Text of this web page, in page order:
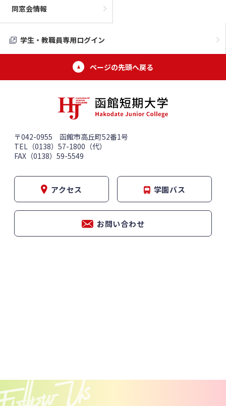
同窓会情報
学生・教職員専用ログイン
ページの先頭へ戻る
〒042-0955 函館市高丘町52番1号
TEL（0138）57-1800（代）
FAX（0138）59-5549
アクセス 学園バス
お問い合わせ